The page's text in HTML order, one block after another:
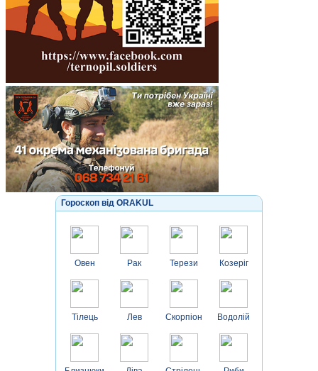
Гороскоп від ORAKUL
Овен
Тілець
Рак
Лев
Терези
Скорпіон
Козеріг
Водолій